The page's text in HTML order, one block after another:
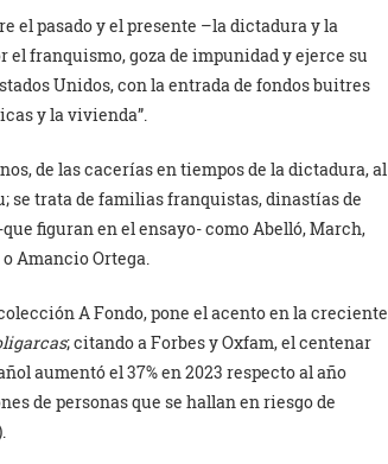
el pasado y el presente –la dictadura y la
el franquismo, goza de impunidad y ejerce su
Unidos, con la entrada de fondos buitres
y la vivienda”.
de las cacerías en tiempos de la dictadura, al
se trata de familias franquistas, dinastías de
figuran en el ensayo- como Abelló, March,
Amancio Ortega.
A Fondo, pone el acento en la creciente
; citando a Forbes y Oxfam, el centenar
aumentó el 37% en 2023 respecto al año
de personas que se hallan en riesgo de